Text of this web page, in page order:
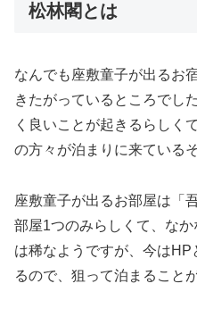
松林閣とは
なんでも座敷童子が出るお
きたがっているところでし
く良いことが起きるらしく
の方々が泊まりに来ている
座敷童子が出るお部屋は「
部屋1つのみらしくて、な
は稀なようですが、今はHP
るので、狙って泊まること